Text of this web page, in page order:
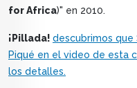
for Africa)" en 2010.
¡Pillada! descubrimos que
Piqué en el video de esta
los detalles.